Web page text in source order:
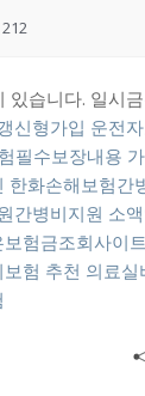
212
습니다. 일시
신형가입 운전
필수보장내용
한화손해보험간
간병비지원 소
보험금조회사이트
험 추천 의료실